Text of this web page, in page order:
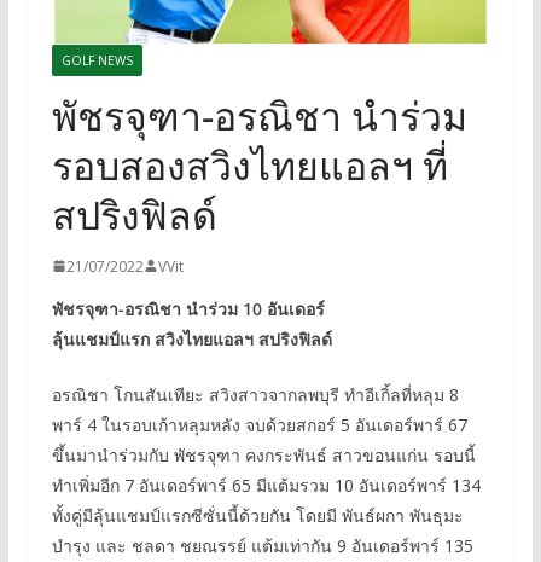
GOLF NEWS
พัชรจุฑา-อรณิชา นำร่วม
รอบสองสวิงไทยแอลฯ ที่
สปริงฟิลด์
21/07/2022 VVit
พัชรจุฑา-อรณิชา นำร่วม 10 อันเดอร์
ลุ้นแชมป์แรก สวิงไทยแอลฯ สปริงฟิลด์
อรณิชา โกนสันเทียะ สวิงสาวจากลพบุรี ทำอีเกิ้ลที่หลุม 8
พาร์ 4 ในรอบเก้าหลุมหลัง จบด้วยสกอร์ 5 อันเดอร์พาร์ 67
ขึ้นมานำร่วมกับ พัชรจุฑา คงกระพันธ์ สาวขอนแก่น รอบนี้
ทำเพิ่มอีก 7 อันเดอร์พาร์ 65 มีแต้มรวม 10 อันเดอร์พาร์ 134
ทั้งคู่มีลุ้นแชมป์แรกซีซั่นนี้ด้วยกัน โดยมี พันธ์ผกา พันธุมะ
บำรุง และ ชลดา ชยณรรย์ แต้มเท่ากัน 9 อันเดอร์พาร์ 135